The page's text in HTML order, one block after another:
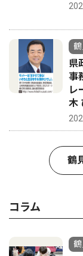
県
事
レ
木
鶴
コラム